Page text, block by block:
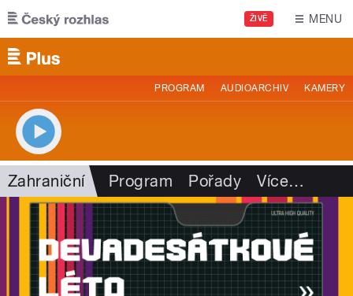
Přejít k hlavnímu obsahu
ŽIVĚ MENU
PROGRAM AUDIOARCHIV KAMERY
Zahraniční Program Pořady Více…